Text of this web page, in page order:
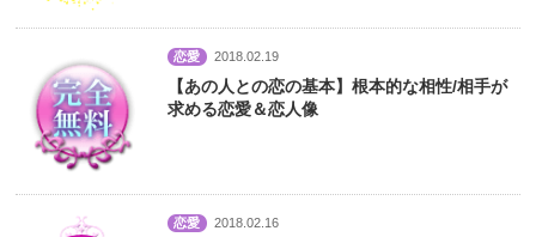
恋愛 2018.02.19
【あの人との恋の基本】根本的な相性/相手が
求める恋愛＆恋人像
恋愛 2018.02.16